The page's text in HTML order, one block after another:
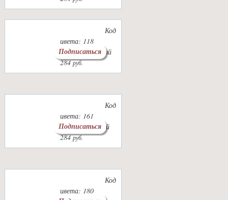
Код
цвета: 118
Цвет: т.зеленый
284руб.
Подписаться
Код
цвета: 161
Цвет: пудровый
284руб.
Подписаться
Код
цвета: 180